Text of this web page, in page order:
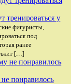
тренироваться у
фигуристы,
под
ранее
[…]
понравилось